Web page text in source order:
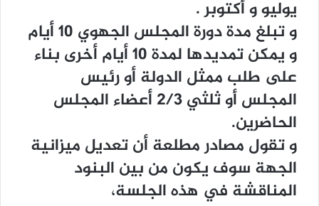
يوليو و أكتوبر .
و تبلغ مدة دورة المجلس الجهوي 10 أيام
و يمكن تمديدها لمدة 10 أيام أخرى بناء
على طلب ممثل الدولة أو رئيس
المجلس أو ثلثي 2/3 أعضاء المجلس
الحاضرين.
و تقول مصادر مطلعة أن تعديل ميزانية
الجهة سوف يكون من بين البنود
المناقشة في هذه الجلسة،